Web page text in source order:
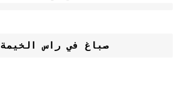
صباغ في راس الخيمة